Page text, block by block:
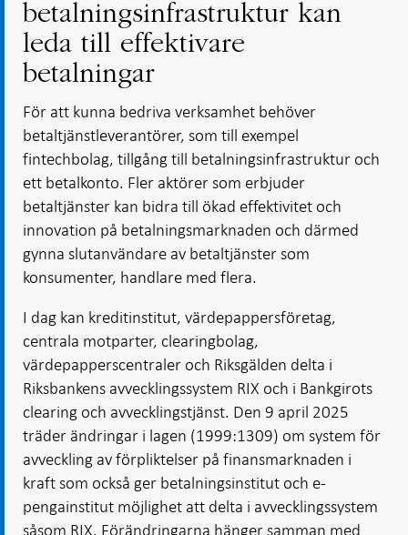
betalningsinfrastruktur kan
leda till effektivare
betalningar
För att kunna bedriva verksamhet behöver
betaltjänstleverantörer, som till exempel
fintechbolag, tillgång till betalningsinfrastruktur och
ett betalkonto. Fler aktörer som erbjuder
betaltjänster kan bidra till ökad effektivitet och
innovation på betalningsmarknaden och därmed
gynna slutanvändare av betaltjänster som
konsumenter, handlare med flera.
I dag kan kreditinstitut, värdepappersföretag,
centrala motparter, clearingbolag,
värdepapperscentraler och Riksgälden delta i
Riksbankens avvecklingssystem RIX och i Bankgirots
clearing och avvecklingstjänst. Den 9 april 2025
träder ändringar i lagen (1999:1309) om system för
avveckling av förpliktelser på finansmarknaden i
kraft som också ger betalningsinstitut och e-
pengainstitut möjlighet att delta i avvecklingssystem
såsom RIX. Förändringarna hänger samman med